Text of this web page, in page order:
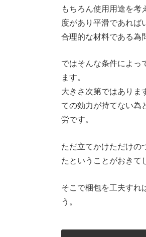
もちろん使用用途を考
度があり平滑であれば
合理的な材料である為
ではそんな条件によっ
ます。
大きさ次第ではありま
ての効力が持てない為
労です。
ただ立てかけただけの
たということがおきて
そこで梱包を工夫すれ
う。